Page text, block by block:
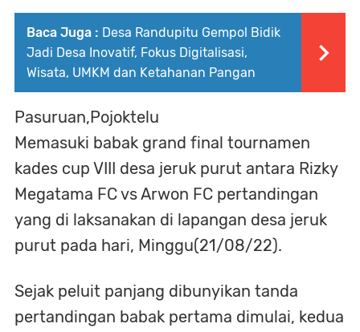
Baca Juga : Desa Randupitu Gempol Bidik
Jadi Desa Inovatif, Fokus Digitalisasi,
Wisata, UMKM dan Ketahanan Pangan
Pasuruan,Pojoktelu
Memasuki babak grand final tournamen
kades cup VIII desa jeruk purut antara Rizky
Megatama FC vs Arwon FC pertandingan
yang di laksanakan di lapangan desa jeruk
purut pada hari, Minggu(21/08/22).
Sejak peluit panjang dibunyikan tanda
pertandingan babak pertama dimulai, kedua